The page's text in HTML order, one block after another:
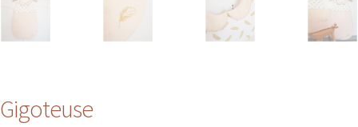
Gigoteuse